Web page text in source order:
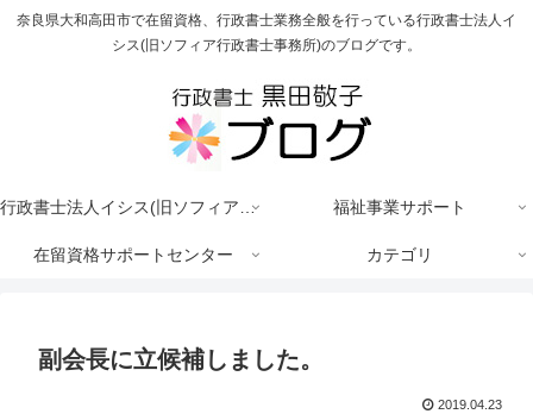
奈良県大和高田市で在留資格、行政書士業務全般を行っている行政書士法人イ
シス(旧ソフィア行政書士事務所)のブログです。
行政書士法人イシス(旧ソフィア行政書士事務所) 福祉事業サポート
在留資格サポートセンター カテゴリ
副会長に立候補しました。
2019.04.23